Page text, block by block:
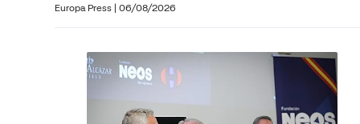
Europa Press | 06/08/2026